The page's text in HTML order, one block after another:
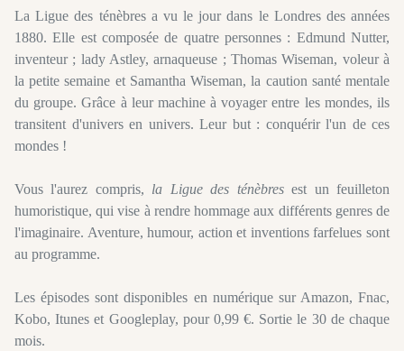
La Ligue des ténèbres a vu le jour dans le Londres des années
1880. Elle est composée de quatre personnes : Edmund Nutter,
inventeur ; lady Astley, arnaqueuse ; Thomas Wiseman, voleur à
la petite semaine et Samantha Wiseman, la caution santé mentale
du groupe. Grâce à leur machine à voyager entre les mondes, ils
transitent d'univers en univers. Leur but : conquérir l'un de ces
mondes !
Vous l'aurez compris, la Ligue des ténèbresest un feuilleton
humoristique, qui vise à rendre hommage aux différents genres de
l'imaginaire. Aventure, humour, action et inventions farfelues sont
au programme.
Les épisodes sont disponibles en numérique sur Amazon, Fnac,
Kobo, Itunes et Googleplay, pour 0,99 €. Sortie le 30 de chaque
mois.